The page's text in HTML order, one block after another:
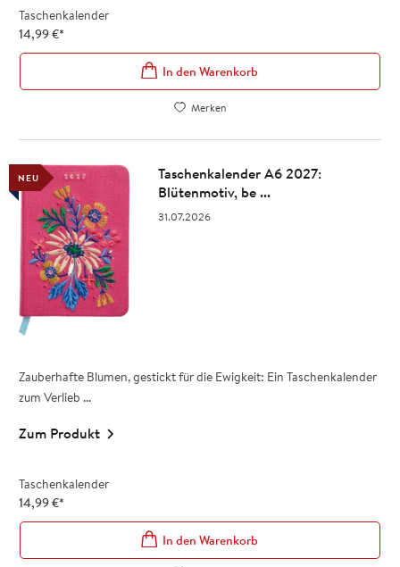
Taschenkalender
14,99€*
In den Warenkorb
Merken
NEU
Taschenkalender A6 2027:
Blütenmotiv, be ...
31.07.2026
Zauberhafte Blumen, gestickt für die Ewigkeit: Ein Taschenkalender
zum Verlieb ...
Zum Produkt
Taschenkalender
14,99€*
In den Warenkorb